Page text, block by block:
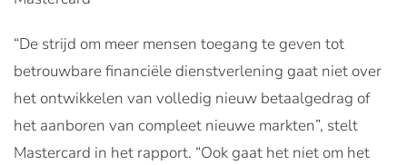
“De strijd om meer mensen toegang te geven tot
betrouwbare financiële dienstverlening gaat niet over
het ontwikkelen van volledig nieuw betaalgedrag of
het aanboren van compleet nieuwe markten”, stelt
Mastercard in het rapport. “Ook gaat het niet om het